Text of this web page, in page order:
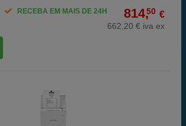
814,50 €
662,20 € iva ex
RECEBA EM MAIS DE 24H